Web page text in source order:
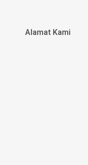
Alamat Kami